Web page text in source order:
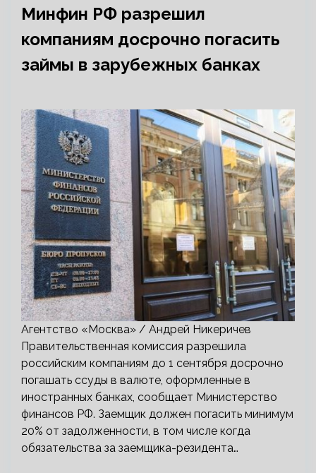
Минфин РФ разрешил
компаниям досрочно погасить
займы в зарубежных банках
Агентство «Москва» / Андрей Никеричев
Правительственная комиссия разрешила
российским компаниям до 1 сентября досрочно
погашать ссуды в валюте, оформленные в
иностранных банках, сообщает Министерство
финансов РФ. Заемщик должен погасить минимум
20% от задолженности, в том числе когда
обязательства за заемщика-резидента…